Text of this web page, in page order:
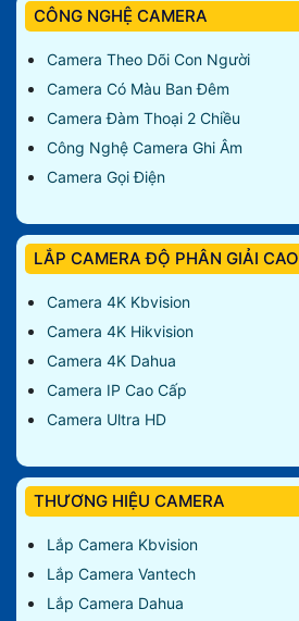
CÔNG NGHỆ CAMERA
Camera Theo Dõi Con Người
Camera Có Màu Ban Đêm
Camera Đàm Thoại 2 Chiều
Công Nghệ Camera Ghi Âm
Camera Gọi Điện
LẮP CAMERA ĐỘ PHÂN GIẢI CAO
Camera 4K Kbvision
Camera 4K Hikvision
Camera 4K Dahua
Camera IP Cao Cấp
Camera Ultra HD
THƯƠNG HIỆU CAMERA
Lắp Camera Kbvision
Lắp Camera Vantech
Lắp Camera Dahua